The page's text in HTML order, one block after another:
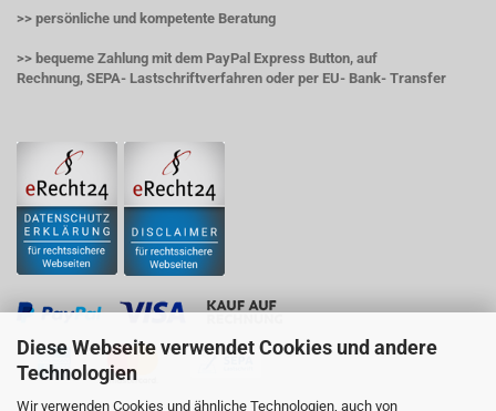
Diese Webseite verwendet Cookies und andere
Technologien
Wir verwenden Cookies und ähnliche Technologien, auch von
>> persönliche und kompetente Beratung
>> bequeme Zahlung mit dem PayPal Express Button, auf
Rechnung, SEPA- Lastschriftverfahren oder per EU- Bank- Transfer